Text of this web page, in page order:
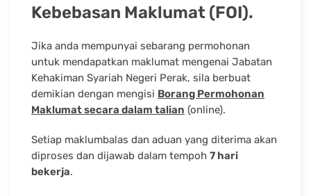
Kebebasan Maklumat (FOI).
Jika anda mempunyai sebarang permohonan
untuk mendapatkan maklumat mengenai Jabatan
Kehakiman Syariah Negeri Perak, sila berbuat
demikian dengan mengisi Borang Permohonan
Maklumat secara dalam talian (online).
Setiap maklumbalas dan aduan yang diterima akan
diproses dan dijawab dalam tempoh 7 hari
bekerja.